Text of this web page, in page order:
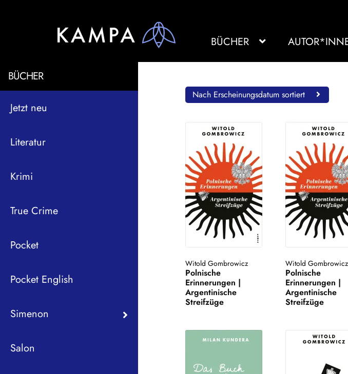
BÜCHER
BÜCHER
Jetzt neu
Literatur
Krimi
True Crime
Pocket
Pocket English
Simenon
Salon
Nach Erscheinungsdatum sortiert
Witold Gombrowicz
Polnische
Erinnerungen |
Argentinische
Streifzüge
Witold Gombrowicz
Polnische
Erinnerungen |
Argentinische
Streifzüge